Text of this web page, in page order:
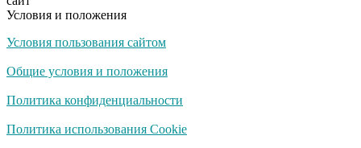
Условия и положения
Условия пользования сайтом
Общие условия и положения
Политика конфиденциальности
Политика использования Cookie